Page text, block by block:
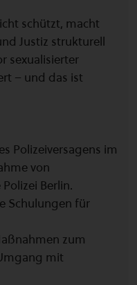
schützt, macht
Justiz strukturell
sexualisierter
– und das ist
Polizeiversagens im
von
Berlin.
Schulungen für
zum
mit